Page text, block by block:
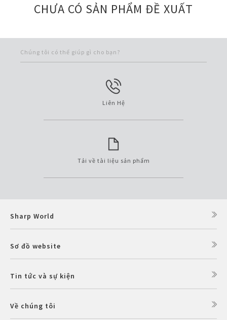
CHƯA CÓ SẢN PHẨM ĐỀ XUẤT
Chúng tôi có thể giúp gì cho bạn?
Liên Hệ
Tải về tài liệu sản phẩm
Sharp World
Sơ đồ website
Tin tức và sự kiện
Về chúng tôi